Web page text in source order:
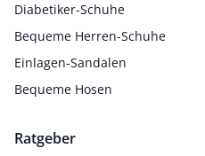
Diabetiker-Schuhe
Bequeme Herren-Schuhe
Einlagen-Sandalen
Bequeme Hosen
Ratgeber